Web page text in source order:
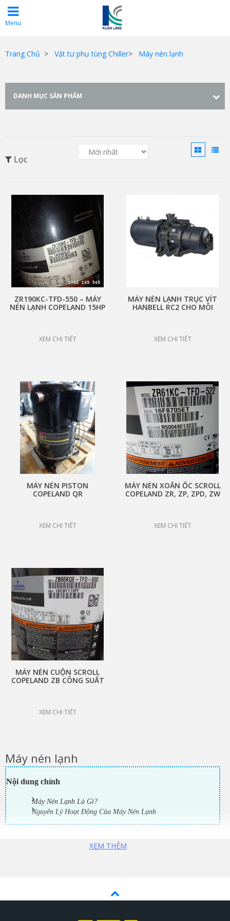
Menu
Trang Chủ > Vật tư phụ tùng Chiller> Máy nén lạnh
DANH MỤC SẢN PHẨM
Lọc
ZR190KC-TFD-550 – MÁY
NÉN LẠNH COPELAND 15HP
XEM CHI TIẾT
MÁY NÉN LẠNH TRỤC VÍT
HANBELL RC2 CHO MÔI
XEM CHI TIẾT
MÁY NÉN PISTON
COPELAND QR
XEM CHI TIẾT
MÁY NÉN XOẮN ỐC SCROLL
COPELAND ZR, ZP, ZPD, ZW
XEM CHI TIẾT
MÁY NÉN CUỘN SCROLL
COPELAND ZB CÔNG SUẤT
XEM CHI TIẾT
Máy nén lạnh
Nội dung chính
Máy Nén Lạnh Là Gì?
Nguyên Lý Hoạt Động Của Máy Nén Lạnh
Và nén môi chất đó đến nhiệt độ cao, áp suất cao song song với đó
XEM THÊM